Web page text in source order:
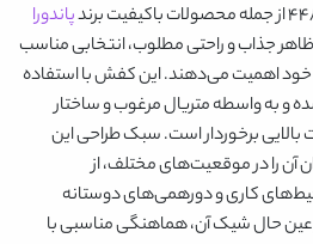
پاندورا
جذاب و راحتی مطلوب، انتخابی مناسب
خود اهمیت می‌دهند. این کفش با استفاده
و به واسطه متریال مرغوب و ساختار
بالایی برخوردار است. سبک طراحی این
را در موقعیت‌های مختلف، از
کاری و دورهمی‌های دوستانه
حال شیک آن، هماهنگی مناسبی با